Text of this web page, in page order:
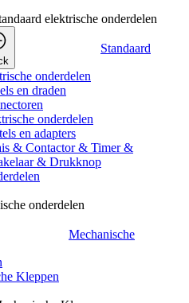
elektrische onderdelen
Standaard
onderdelen
en draden
onderdelen
en adapters
& Contactor & Timer &
& Drukknop
onderdelen
Mechanische
Kleppen